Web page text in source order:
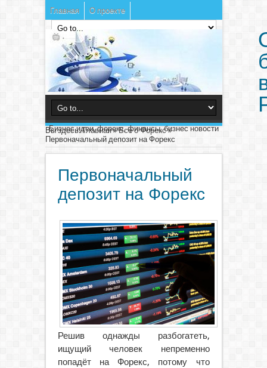
Главная О проекте
Бизнес идеи, форекс, финансы, бизнес новости
Вы здесь:Главная»Все о Форекс»
Первоначальный депозит на Форекс
Первоначальный
депозит на Форекс
Решив однажды разбогатеть,
ищущий человек непременно
попадёт на Форекс, потому что